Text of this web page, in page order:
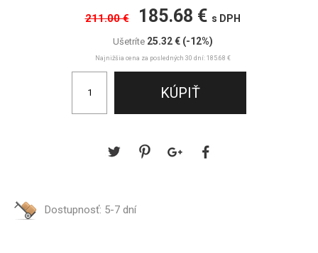
211.00 € 185.68 € s DPH
Ušetríte 25.32 € (-12%)
Najnižšia cena za posledných 30 dní: 185.68 €
Dostupnosť: 5-7 dní